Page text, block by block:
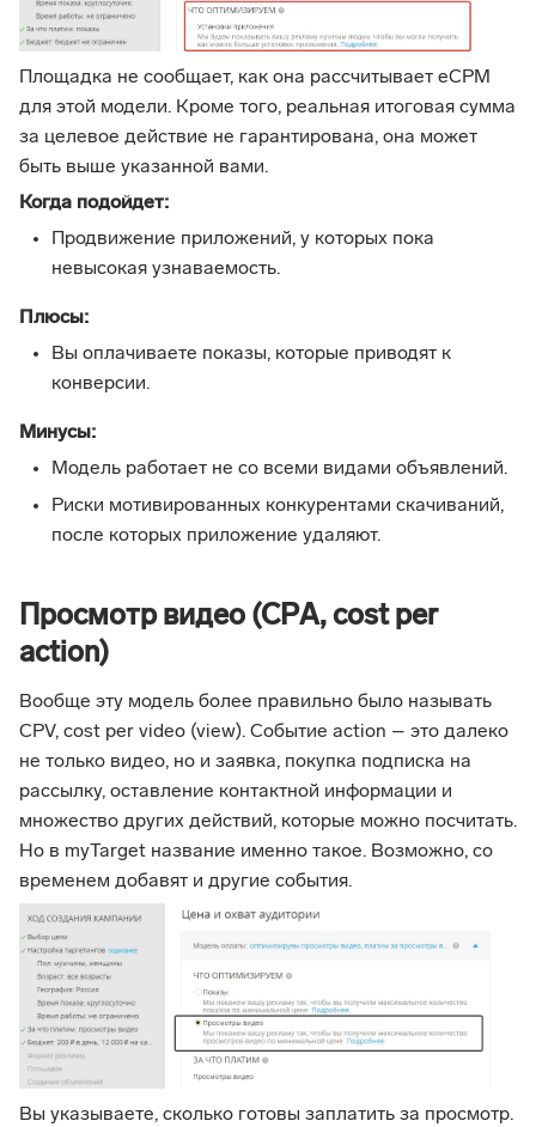
Площадка не сообщает, как она рассчитывает eCPM
для этой модели. Кроме того, реальная итоговая сумма
за целевое действие не гарантирована, она может
быть выше указанной вами.
Когда подойдет:
Продвижение приложений, у которых пока
невысокая узнаваемость.
Плюсы:
Вы оплачиваете показы, которые приводят к
конверсии.
Минусы:
Модель работает не со всеми видами объявлений.
Риски мотивированных конкурентами скачиваний,
после которых приложение удаляют.
Просмотр видео (CPА, cost per
action)
Вообще эту модель более правильно было называть
CPV, cost per video (view). Событие action – это далеко
не только видео, но и заявка, покупка подписка на
рассылку, оставление контактной информации и
множество других действий, которые можно посчитать.
Но в myTarget название именно такое. Возможно, со
временем добавят и другие события.
Вы указываете, сколько готовы заплатить за просмотр.